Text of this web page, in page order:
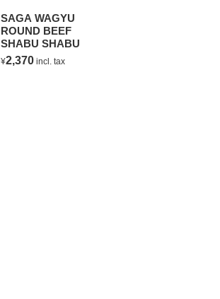
SAGA WAGYU
ROUND BEEF
SHABU SHABU
¥2,370 incl. tax